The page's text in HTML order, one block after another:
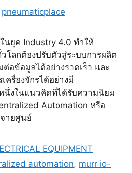
pneumaticplace
นยุค Industry 4.0 ทำให้
โลกต้องปรับตัวสู่ระบบการผลิต
อข้อมูลได้อย่างรวดเร็ว และ
ครื่องจักรได้อย่างมี
นึ่งในแนวคิดที่ได้รับความนิยม
Automation หรือ
ายศูนย์
EQUIPMENT
automation, murr io-